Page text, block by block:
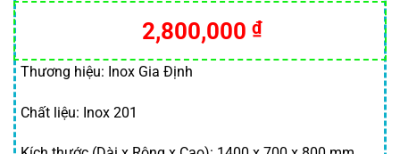
2,800,000 ₫
Thương hiệu: Inox Gia Định
Chất liệu: Inox 201